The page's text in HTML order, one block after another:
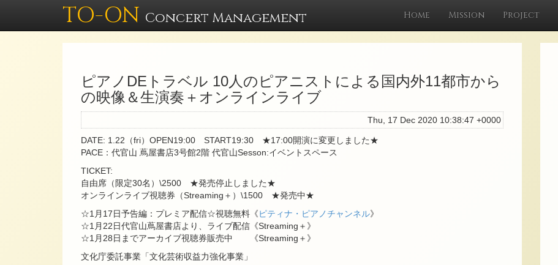
TO-ON Concert Management Home Mission Project
ピアノDEトラベル 10人のピアニストによる国内外11都市から
の映像＆生演奏＋オンラインライブ
Thu, 17 Dec 2020 10:38:47 +0000
DATE: 1.22（fri）OPEN19:00 START19:30 ★17:00開演に変更しました★
PACE：代官山 蔦屋書店3号館2階 代官山Sesson:イベントスペース
TICKET:
自由席（限定30名）\2500 ★発売停止しました★
オンラインライブ視聴券（Streaming＋）\1500 ★発売中★
☆1月17日予告編：プレミア配信☆視聴無料《ピティナ・ピアノチャンネル》
☆1月22日代官山蔦屋書店より、ライブ配信《Streaming＋》
☆1月28日までアーカイブ視聴券販売中 《Streaming＋》
文化庁委託事業「文化芸術収益力強化事業」